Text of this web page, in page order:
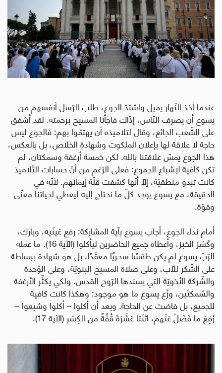
عندما أخذ النّهار يميل واشتدّ الجوع، طلب الرّسل أنفسهم من
يسوع أن يصرف النّاس، إذّاك فاجأنا المسيح برحمته. لقد أشفق
على الشّعب الجائع، وقال لتلاميذه أن يهتمّوا بهم: فالجوع ليس
حاجة لا علاقة لها بإعلان الملكوت وشهادة الخلاص، بل بالعكس،
هذا الجوع يمسّ علاقتنا بالله. لكن خمسة أرغفة وسمكتان، لم
تكن كافية لإشباع الجموع: فعلى الرّغم من أنّ حسابات التّلاميذ
كانت تبدو منطقيّة، إلّا أنّها كشفت قلّة إيمانهم. لأنّه في
الحقيقة، مع يسوع يوجد كلّ ما نحتاج إليه ليعطي لحياتنا معنًى
وقوّة.
أمام نداء الجوع، أجاب يسوع بآية المشاركة: رفع عَينَيه، وبارك،
وكَسَرَ الخبز، وأعطاه جميع الحاضرين ليأكلوا (الآية 16). ما عمله
الرّبّ يسوع لم يكن طقسًا سحريًّا معقّدًا، بل هو شهادة ببساطة
على الشّكر للآب، وعلى صلاة المسيح البنويّة، وعلى الوَحدة
والشّركة الأخويّة التي يسندها الرّوح القدس. ولكي يكثِّر الأرغفة
والسّمكتَين، وزّع يسوع ما هو موجود: وهكذا كانت كافية
للجميع، بل فاضت عن الحاجة. وبعد أن أكلوا – أكلوا وشبعوا –
رُفِعَ ما فَضَلَ عَنْهم، اثنَتا عَشْرَةَ قُفَّةً من الكِسَر (الآية 17).